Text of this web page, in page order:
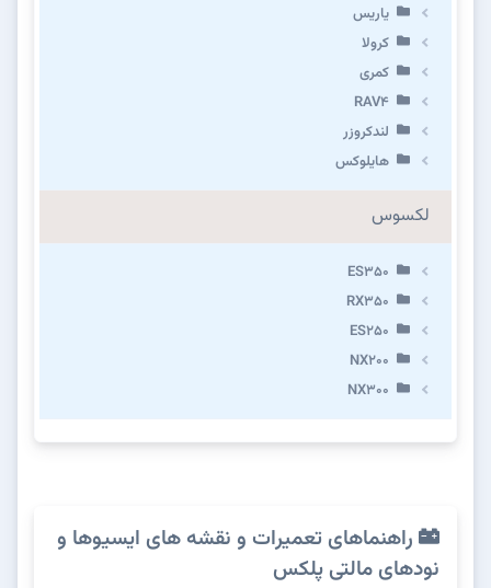
یاریس
کرولا
کمری
RAV4
لندکروزر
هایلوکس
لکسوس
ES350
RX350
ES250
NX200
NX300
راهنماهای تعمیرات و نقشه های ایسیوها و
نودهای مالتی پلکس